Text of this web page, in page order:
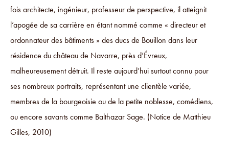
fois architecte, ingénieur, professeur de perspective, il atteignit
l’apogée de sa carrière en étant nommé comme « directeur et
ordonnateur des bâtiments » des ducs de Bouillon dans leur
résidence du château de Navarre, près d’Évreux,
malheureusement détruit. Il reste aujourd’hui surtout connu pour
ses nombreux portraits, représentant une clientèle variée,
membres de la bourgeoisie ou de la petite noblesse, comédiens,
ou encore savants comme Balthazar Sage. (Notice de Matthieu
Gilles, 2010)